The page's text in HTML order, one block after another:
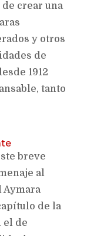
de crear una
y otros
de
1912
tanto
breve
al
Aymara
de la
el de